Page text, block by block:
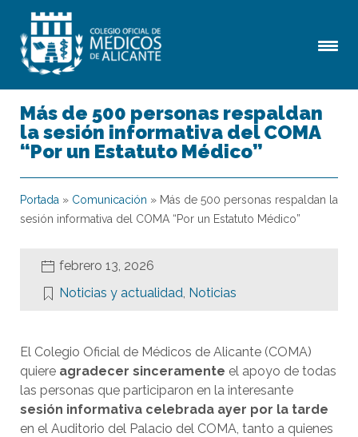
Más de 500 personas respaldan
la sesión informativa del COMA
“Por un Estatuto Médico”
Portada » Comunicación » Más de 500 personas respaldan la
sesión informativa del COMA “Por un Estatuto Médico”
febrero 13, 2026
Noticias y actualidad, Noticias
El Colegio Oficial de Médicos de Alicante (COMA)
quiere agradecer sinceramente el apoyo de todas
las personas que participaron en la interesante
sesión informativa celebrada ayer por la tarde
en el Auditorio del Palacio del COMA, tanto a quienes